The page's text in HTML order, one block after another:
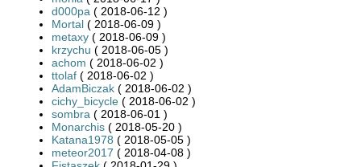
d000pa ( 2018-06-12 )
Mortal ( 2018-06-09 )
metaxy ( 2018-06-09 )
krzychu ( 2018-06-05 )
achom ( 2018-06-02 )
ttolaf ( 2018-06-02 )
AdamBiczak ( 2018-06-02 )
cichy_bicycle ( 2018-06-02 )
sombra ( 2018-06-01 )
Monarchis ( 2018-05-20 )
Katana1978 ( 2018-05-05 )
meteor2017 ( 2018-04-08 )